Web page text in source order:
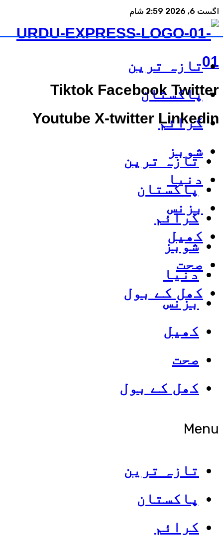
اگست 6, 2026 2:59 شام
Tiktok Facebook Twitter
Youtube X-twitter Linkedin
تازہ ترین
پاکستان
کرائم
شوبز
دنیا
بزنس
کھیل
صحت
کھل کے بول
Menu
تازہ ترین
پاکستان
کرائم
تازہ ترین
پاکستان
کرائم
شوبز
دنیا
بزنس
کھیل
صحت
کھل کے بول